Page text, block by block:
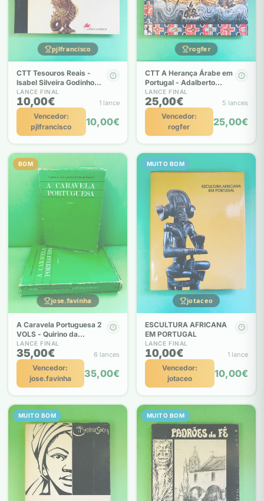
pjlfrancisco
CTT Tesouros Reais -
Isabel Silveira Godinho
Ana Maria Batalha Reis
LANCE FINAL
10,00€ 1 lance
Vencedor:
pjlfrancisco
10,00€
rogfer
CTT A Herança Árabe em
Portugal - Adalberto
Alves
LANCE FINAL
25,00€ 5 lances
Vencedor:
rogfer
25,00€
BOM
jose.favinha
A Caravela Portuguesa 2
VOLS - Quirino da
Fonseca
LANCE FINAL
35,00€ 6 lances
Vencedor:
jose.favinha
35,00€
MUITO BOM
jotaceo
ESCULTURA AFRICANA
EM PORTUGAL
LANCE FINAL
10,00€ 1 lance
Vencedor:
jotaceo
10,00€
MUITO BOM MUITO BOM